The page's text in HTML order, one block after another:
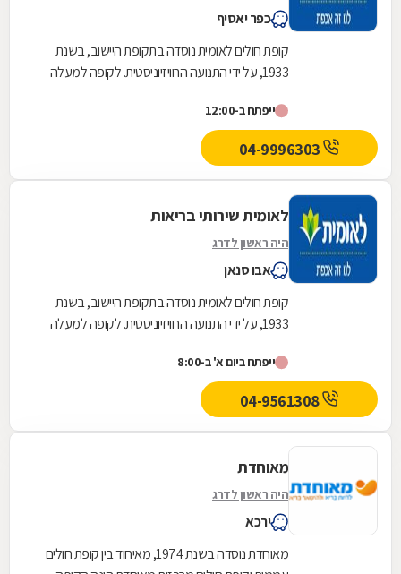
כפר יאסיף
קופת חולים לאומית נוסדה בתקופת היישוב, בשנת
1933, על ידי התנועה הרוויזיוניסטית. לקופה למעלה
אחת...ייפתח ב-12:00
04-9996303
לאומית שירותי בריאות
היה ראשון לדרג
אבו סנאן
קופת חולים לאומית נוסדה בתקופת היישוב, בשנת
1933, על ידי התנועה הרוויזיוניסטית. לקופה למעלה
אחת...ייפתח ביום א' ב-8:00
04-9561308
מאוחדת
היה ראשון לדרג
ירכא
מאוחדת נוסדה בשנת 1974, מאיחוד בין קופת חולים